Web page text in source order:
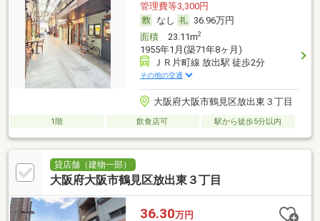
管理費等3,300円
なし
36.96万円
面積23.11m2
1955年1月(築71年8ヶ月)
ＪＲ片町線 放出駅 徒歩2分
その他の交通
大阪府大阪市鶴見区放出東３丁目
1階 飲食店可 駅から徒歩5分以内
貸店舗（建物一部）
大阪府大阪市鶴見区放出東３丁目
36.30万円